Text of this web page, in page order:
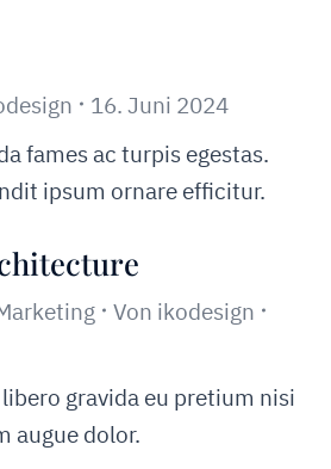
16. Juni 2024
fames ac turpis egestas.
ipsum ornare efficitur.
Von ikodesign
gravida eu pretium nisi
augue dolor.